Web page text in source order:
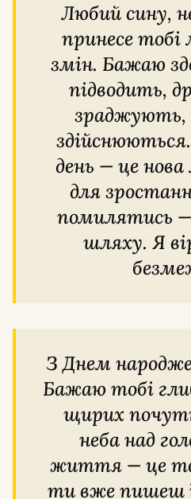
Любий сину, нехай цей рік
принесе тобі
змін. Бажаю
підводить,
зраджують,
день — це
для
помилятись
шляху. Я
З Днем народження, синочку!
Бажаю тобі
щирих
неба над
життя — це
ти вже пишеш